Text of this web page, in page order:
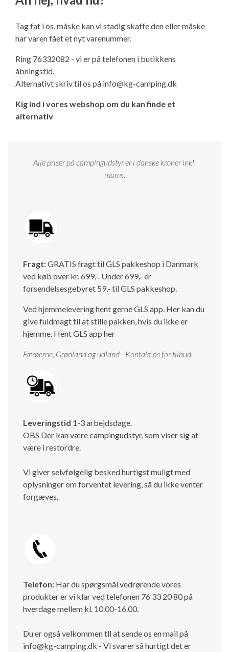
Adria Astella
Next
Hobby Prestige
Hobby Maxia
Ny campingvogn - godt at vide
Lille campingvogn
Finansiering af campingvogn
Vil du sælge din campingvogn?
Brugte telte og udstyr
Isabella Fortelte
Isabella weekend- og vinterfortelte
Isabella Opstillingsvejledninger
Camping erhverv
Adria Coral
Adria Compact
Internet i campingvognen
Aircondition og klimaanlæg
Gas-komfort i din campingvogn
Byvand - rindende vand i campingvognen
GPS tracker til autocamper og campingvogn
Sikker handel
Klagemuligheder
Handelsbetingelser - webshop
Persondata
GPDR - KG Camping Kundeklub
Tag fat i os, måske kan vi stadig skaffe den eller måske
har varen fået et nyt varenummer.
Ring 76332082 - vi er på telefonen i butikkens
åbningstid.
Alternativt skriv til os på info@kg-camping.dk
Kig ind i vores webshop om du kan finde et
alternativ
Alle priser på campingudstyr er i danske kroner inkl.
moms.
Fragt:GRATIS fragt til GLS pakkeshop i Danmark
ved køb over kr. 699,-. Under 699,- er
forsendelsesgebyret 59,- til GLS pakkeshop.
Ved hjemmelevering hent gerne GLS app. Her kan du
give fuldmagt til at stille pakken, hvis du ikke er
hjemme. Hent GLS app her
Færøerne, Grønland og udland - Kontakt os for tilbud.
Leveringstid 1-3 arbejdsdage.
OBS Der kan være campingudstyr, som viser sig at
være i restordre.
Vi giver selvfølgelig besked hurtigst muligt med
oplysninger om forventet levering, så du ikke venter
forgæves.
Telefon: Har du spørgsmål vedrørende vores
produkter er vi klar ved telefonen 76 33 20 80 på
hverdage mellem kl. 10.00-16.00.
Du er også velkommen tll at sende os en mail på
info@kg-camping.dk - Vi svarer så hurtigt det er